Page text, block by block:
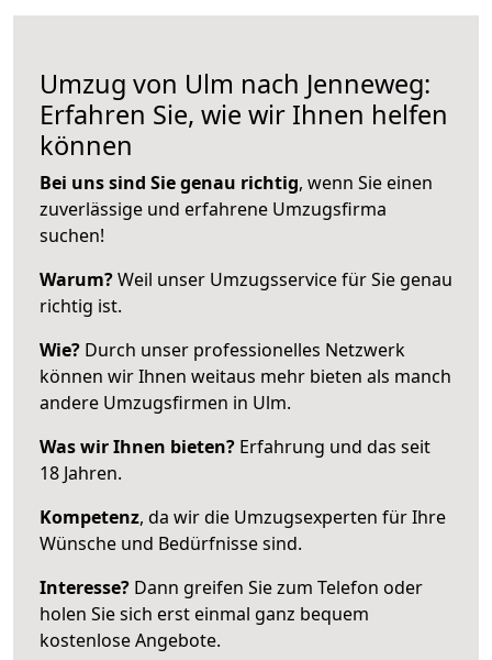
Umzug von Ulm nach Jenneweg:
Erfahren Sie, wie wir Ihnen helfen
können
Bei uns sind Sie genau richtig, wenn Sie einen
zuverlässige und erfahrene Umzugsfirma
suchen!
Warum?Weil unser Umzugsservice für Sie genau
richtig ist.
Wie? Durch unser professionelles Netzwerk
können wir Ihnen weitaus mehr bieten als manch
andere Umzugsfirmen in Ulm.
Was wir Ihnen bieten? Erfahrung und das seit
18 Jahren.
Kompetenz, da wir die Umzugsexperten für Ihre
Wünsche und Bedürfnisse sind.
Interesse? Dann greifen Sie zum Telefon oder
holen Sie sich erst einmal ganz bequem
kostenlose Angebote.